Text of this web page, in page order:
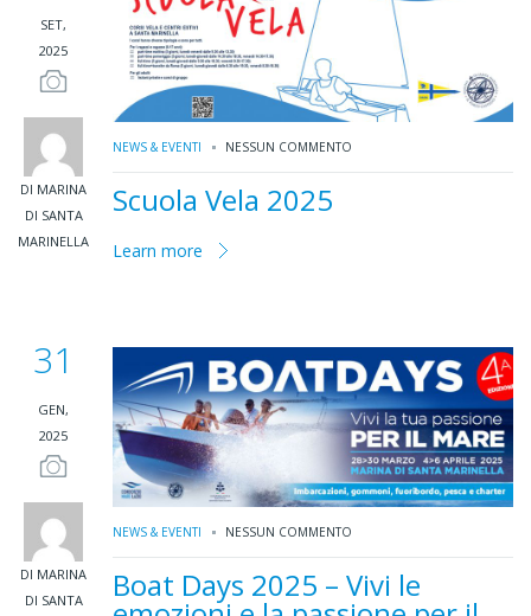
SET,
2025
DI MARINA
DI SANTA
MARINELLA
NEWS & EVENTI NESSUN COMMENTO
Scuola Vela 2025
Learn more
31
GEN,
2025
DI MARINA
DI SANTA
NEWS & EVENTI NESSUN COMMENTO
Boat Days 2025 – Vivi le